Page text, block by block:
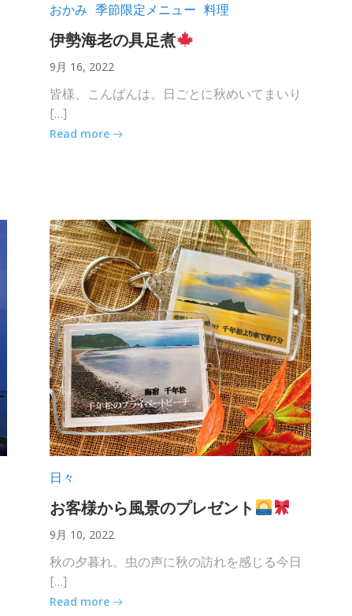
おかみ 季節限定メニュー 料理
伊勢海老の具足煮
9月 16, 2022
皆様、こんばんは。日ごとに秋めいてまいり
[…]
Read more
日々
お客様から風景のプレゼント
9月 10, 2022
秋の夕暮れ。虫の声に秋の訪れを感じる今日
[…]
Read more